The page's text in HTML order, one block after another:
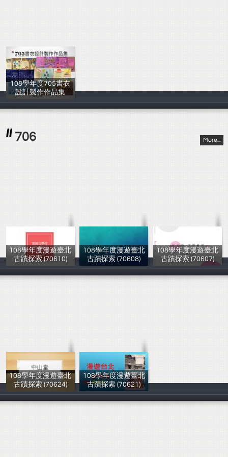
108學年度705書衣
設計製作作品集
705全體同學
706 More...
108學年度漫遊臺北
古蹟探索 (70610)
楊芳怡
108學年度漫遊臺北
古蹟探索 (70608)
楊芳怡
108學年度漫遊臺北
古蹟探索 (70607)
楊芳怡
108學年度漫遊臺北
古蹟探索 (70624)
楊芳怡
108學年度漫遊臺北
古蹟探索 (70621)
楊芳怡